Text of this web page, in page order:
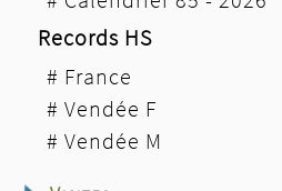
Records HS
# France
# Vendée F
# Vendée M